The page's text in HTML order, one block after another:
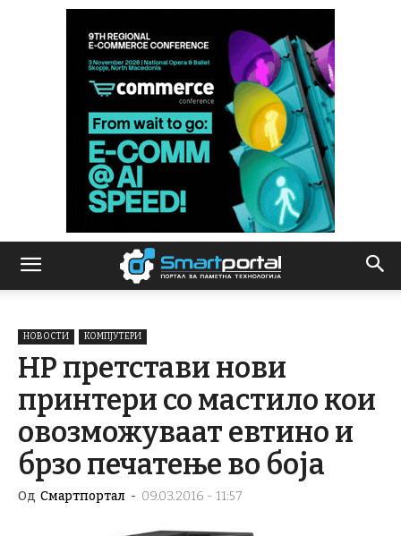
НОВОСТИ КОМПЈУТЕРИ
HP претстави нови
принтери со мастило кои
овозможуваат евтино и
брзо печатење во боја
Од Смартпортал - 09.03.2016 - 11:57